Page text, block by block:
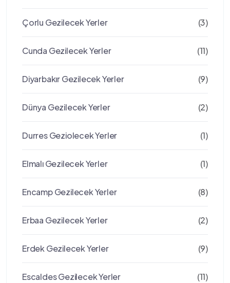
Çorlu Gezilecek Yerler (3)
Cunda Gezilecek Yerler (11)
Diyarbakır Gezilecek Yerler (9)
Dünya Gezilecek Yerler (2)
Durres Geziolecek Yerler (1)
Elmalı Gezilecek Yerler (1)
Encamp Gezilecek Yerler (8)
Erbaa Gezilecek Yerler (2)
Erdek Gezilecek Yerler (9)
Escaldes Gezilecek Yerler (11)